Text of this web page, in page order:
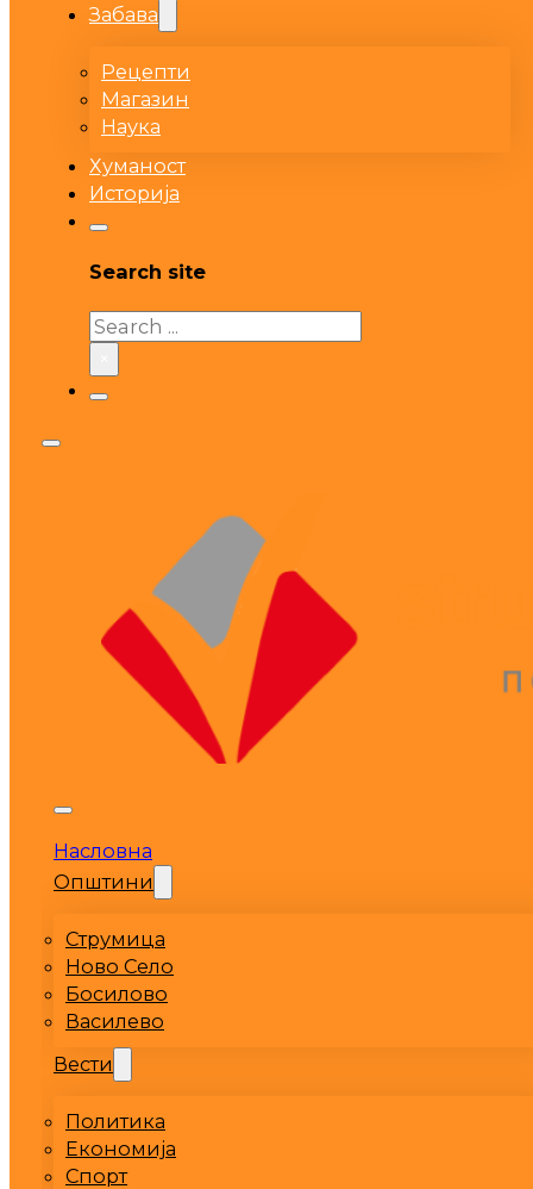
Забава
Рецепти
Магазин
Наука
Хуманост
Историја
Search site
Search
Насловна
Општини
Струмица
Ново Село
Босилово
Василево
Вести
Политика
Економија
Спорт